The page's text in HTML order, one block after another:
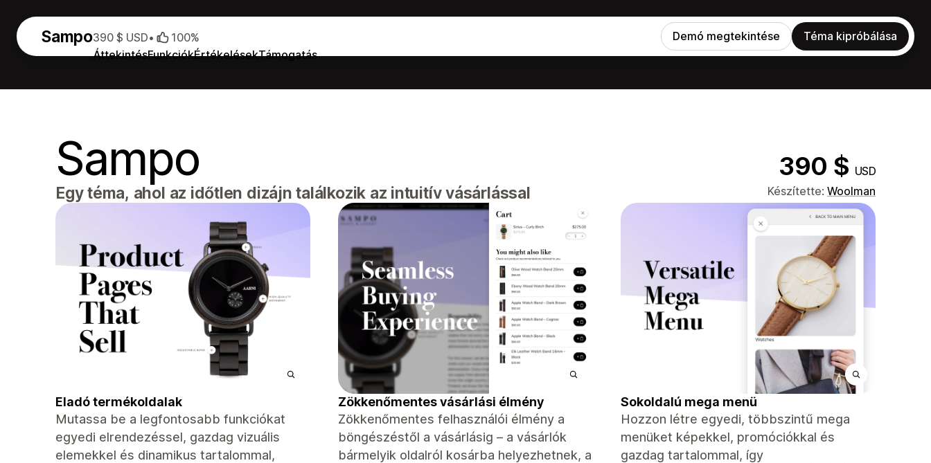
Sampo
ÁttekintésFunkciókÉrtékelésekTámogatás
390 $ USD• 100% Demó megtekintése Téma kipróbálása
Sampo 390 $ USD
Egy téma, ahol az időtlen dizájn találkozik az intuitív vásárlással Készítette: Woolman
Eladó termékoldalak
Mutassa be a legfontosabb funkciókat
egyedi elrendezéssel, gazdag vizuális
elemekkel és dinamikus tartalommal,
Zökkenőmentes vásárlási élmény
Zökkenőmentes felhasználói élmény a
böngészéstől a vásárlásig – a vásárlók
bármelyik oldalról kosárba helyezhetnek, a
Sokoldalú mega menü
Hozzon létre egyedi, többszintű mega
menüket képekkel, promóciókkal és
gazdag tartalommal, így